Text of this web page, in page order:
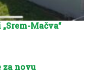
Mačva“
za novu